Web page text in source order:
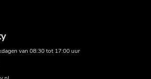
van 08:30 tot 17:00 uur